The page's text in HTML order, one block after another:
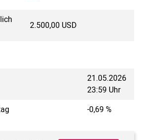
2.500,00 USD
21.05.2026
23:59 Uhr
-0,69 %